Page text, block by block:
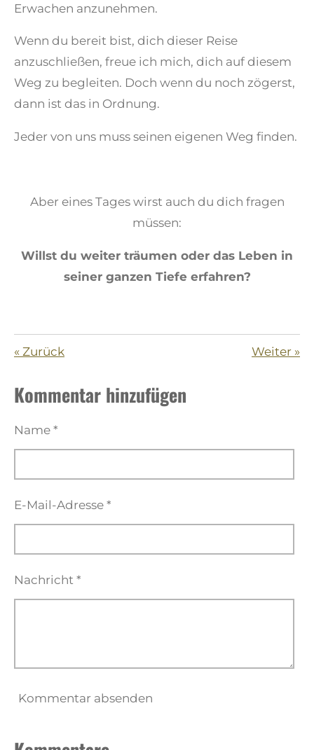
Erwachen anzunehmen.
Wenn du bereit bist, dich dieser Reise
anzuschließen, freue ich mich, dich auf diesem
Weg zu begleiten. Doch wenn du noch zögerst,
dann ist das in Ordnung.
Jeder von uns muss seinen eigenen Weg finden.
Aber eines Tages wirst auch du dich fragen
müssen:
Willst du weiter träumen oder das Leben in
seiner ganzen Tiefe erfahren?
« Zurück Weiter »
Kommentar hinzufügen
Name *
E-Mail-Adresse *
Nachricht *
Kommentar absenden